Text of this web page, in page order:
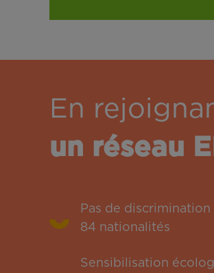
En
un réseau
Pas de discrimination
84 nationalités
Sensibilisation